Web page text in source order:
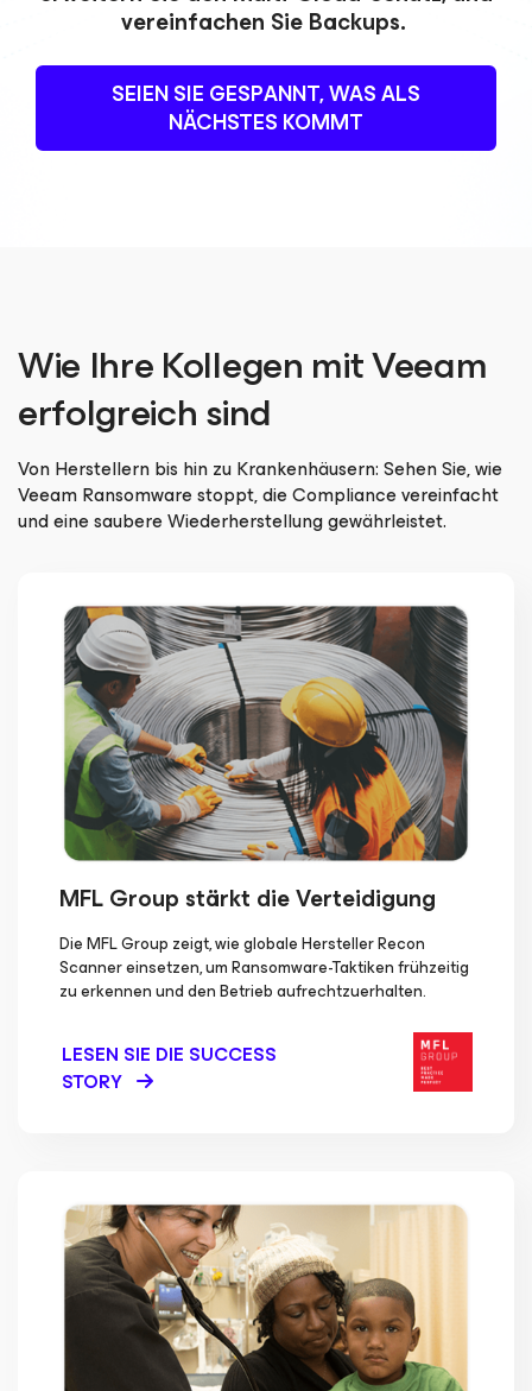
vereinfachen Sie Backups.
SEIEN SIE GESPANNT, WAS ALS
NÄCHSTES KOMMT
Wie Ihre Kollegen mit Veeam
erfolgreich sind
Von Herstellern bis hin zu Krankenhäusern: Sehen Sie, wie
Veeam Ransomware stoppt, die Compliance vereinfacht
und eine saubere Wiederherstellung gewährleistet.
MFL Group stärkt die Verteidigung
Die MFL Group zeigt, wie globale Hersteller Recon
Scanner einsetzen, um Ransomware-Taktiken frühzeitig
zu erkennen und den Betrieb aufrechtzuerhalten.
LESEN SIE DIE SUCCESS
STORY